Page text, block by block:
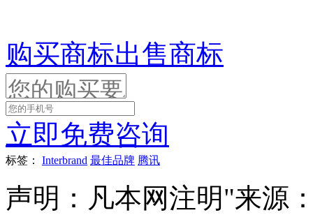
购买商标出售商标
立即免费咨询
标签： Interbrand 最佳品牌 腾讯
声明：凡本网注明"来源